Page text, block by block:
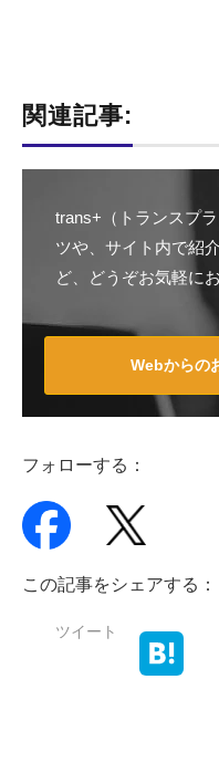
関連記事:
trans+（トランスプ
ツや、サイト内で紹
ど、どうぞお気軽に
Webからの
フォローする：
この記事をシェアする：
ツイート